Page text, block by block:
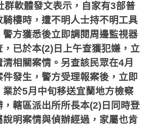
群軟體發文表示，自家有3部普
樓時，遭不明人士持不明工具
警方獲悉後立即調閱周邊監視器
已於本(2)日上午查獲犯嫌，立
相關案情。另查該民眾在4月
發生，警方受理報案後，立即
業於5月中旬移送宜蘭地方檢察
轄區派出所所長本(2)日同時登
說明案情與偵辦經過，家屬也肯